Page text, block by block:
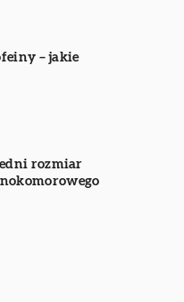
– jakie
rozmiar